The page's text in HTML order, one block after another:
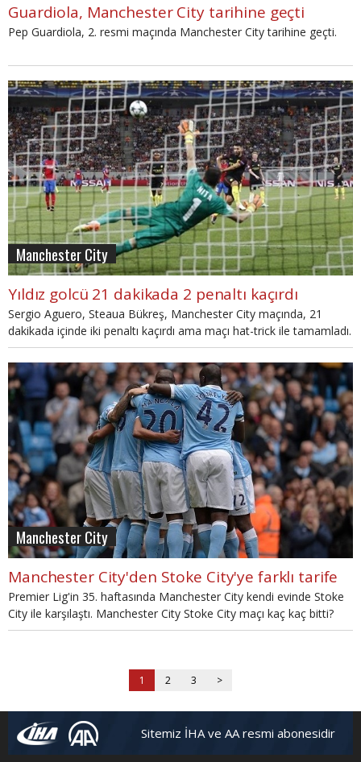
Guardiola, Manchester City tarihine geçti
Pep Guardiola, 2. resmi maçında Manchester City tarihine geçti.
Manchester City
Yıldız golcü 21 dakikada 2 penaltı kaçırdı
Sergio Aguero, Steaua Bükreş, Manchester City maçında, 21
dakikada içinde iki penaltı kaçırdı ama maçı hat-trick ile tamamladı.
Manchester City
Manchester City'den Stoke City'ye farklı tarife
Premier Lig'in 35. haftasında Manchester City kendi evinde Stoke
City ile karşılaştı. Manchester City Stoke City maçı kaç kaç bitti?
1 2 3 >
Sitemiz İHA ve AA resmi abonesidir